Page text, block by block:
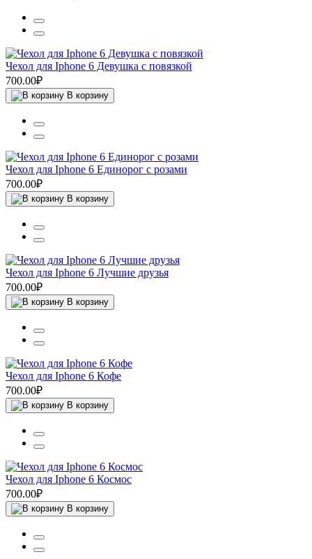
Чехол для Iphone 6 Девушка с повязкой
700.00₽
В корзину
Чехол для Iphone 6 Единорог с розами
700.00₽
В корзину
Чехол для Iphone 6 Лучшие друзья
700.00₽
В корзину
Чехол для Iphone 6 Кофе
700.00₽
В корзину
Чехол для Iphone 6 Космос
700.00₽
В корзину